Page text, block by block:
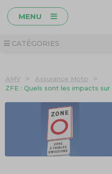
MENU
CATÉGORIES
AMV > Assurance Moto >
ZFE : Quels sont les impacts